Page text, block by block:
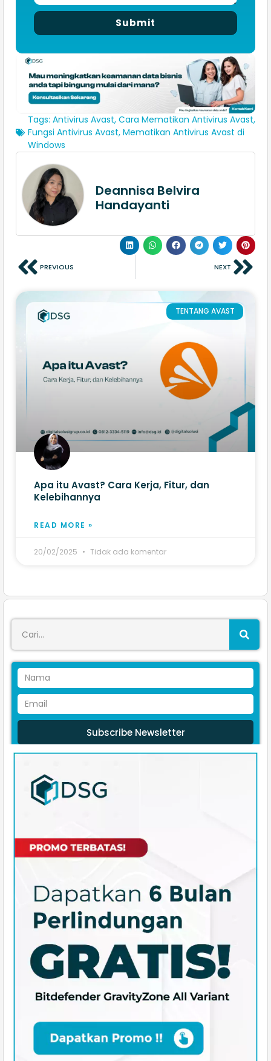
Submit
Tags: Antivirus Avast, Cara Mematikan Antivirus Avast,
Fungsi Antivirus Avast, Mematikan Antivirus Avast di
Windows
Deannisa Belvira
Handayanti
PREVIOUS NEXT
TENTANG AVAST
Apa itu Avast? Cara Kerja, Fitur, dan
Kelebihannya
READ MORE »
20/02/2025 Tidak ada komentar
Subscribe Newsletter